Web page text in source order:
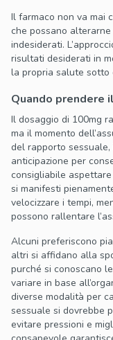
Il farmaco non va mai
che possano
indesiderati.
risultati desiderati in
la propria salute sotto
Quando prendere
Il dosaggio di 100mg
ma il momento
del rapporto
anticipazione per
consigliabile
si manifesti
velocizzare i tempi,
possono rallentare
Alcuni preferiscono
altri si affidano alla
purché si conoscano
variare in base
diverse modalità per
sessuale si dovrebbe
evitare pressioni e